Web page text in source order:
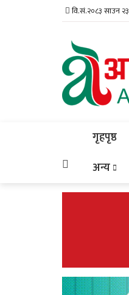
वि.सं.२०८३ साउन २३
गृहपृष्ठ
अन्य